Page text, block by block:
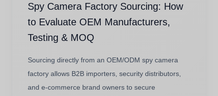
Spy Camera Factory Sourcing: How
to Evaluate OEM Manufacturers,
Testing & MOQ
Sourcing directly from an OEM/ODM spy camera
factory allows B2B importers, security distributors,
and e-commerce brand owners to secure